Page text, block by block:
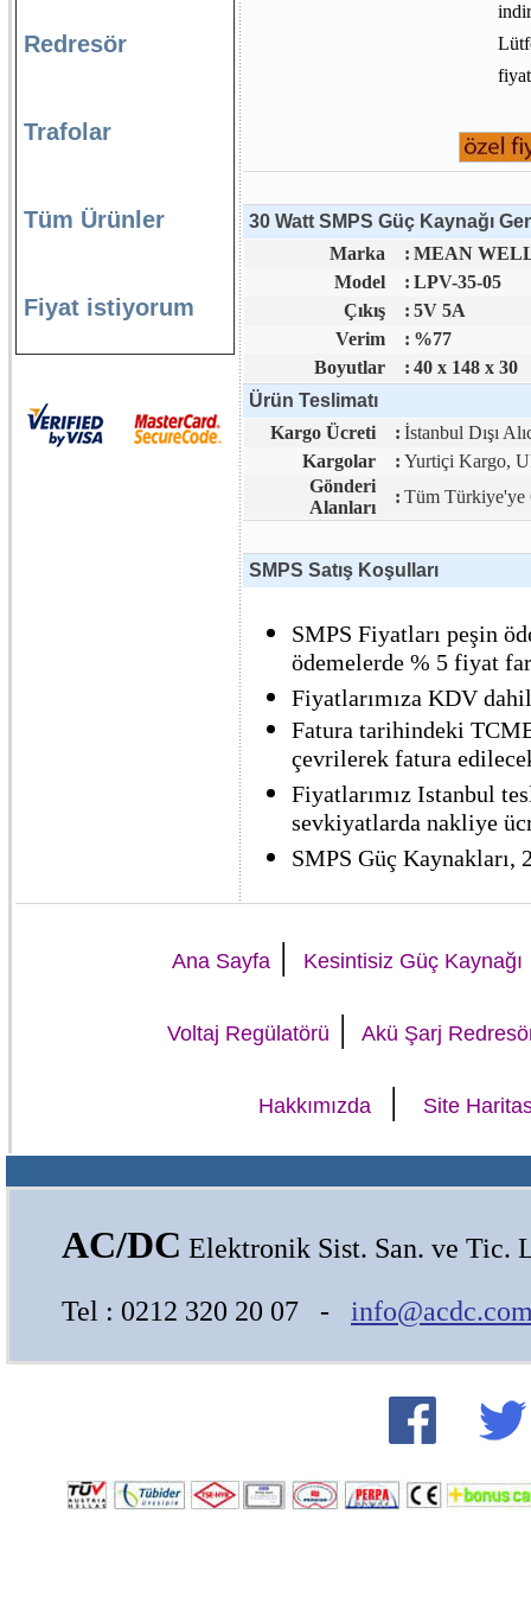
Redresör
Trafolar
Tüm Ürünler
Fiyat istiyorum
30 Watt SMPS Güç Kaynağı
Marka
: MEAN WELL
Model
: LPV-35-05
Çıkış
: 5V 5A
Verim
: %77
Boyutlar
: 40 x 148 x 30
Ürün Teslimatı
Kargo Ücreti
: İstanbul Dışı
Kargolar
: Yurtiçi Kargo,
Gönderi
Alanları
: Tüm Türkiye'ye
SMPS Satış Koşulları
SMPS Fiyatları peşin
ödemelerde % 5 fiyat
Fiyatlarımıza KDV
Fatura tarihindeki
çevrilerek fatura
Fiyatlarımız Istanbul
sevkiyatlarda nakliye
SMPS Güç
Ana Sayfa| Kesintisiz Güç Kaynağı
Voltaj Regülatörü | Akü Şarj
Hakkımızda| Site
AC/DC Elektronik Sist. San. ve Tic.
Tel : 0212 320 20 07 -